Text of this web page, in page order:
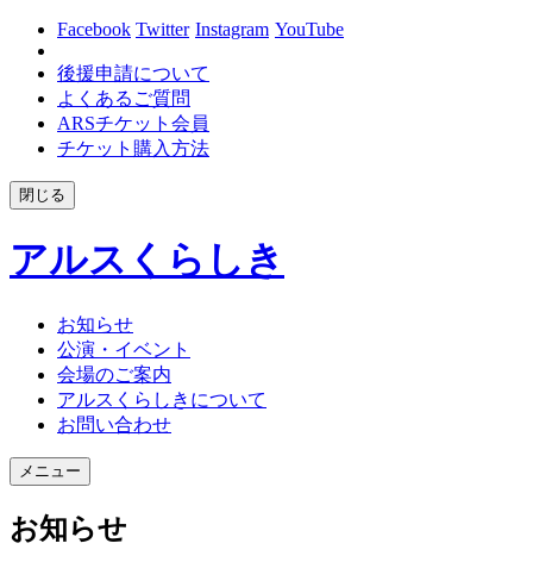
Facebook Twitter Instagram YouTube
後援申請について
よくあるご質問
ARSチケット会員
チケット購入方法
閉じる
アルスくらしき
お知らせ
公演・イベント
会場のご案内
アルスくらしきについて
お問い合わせ
メニュー
お知らせ